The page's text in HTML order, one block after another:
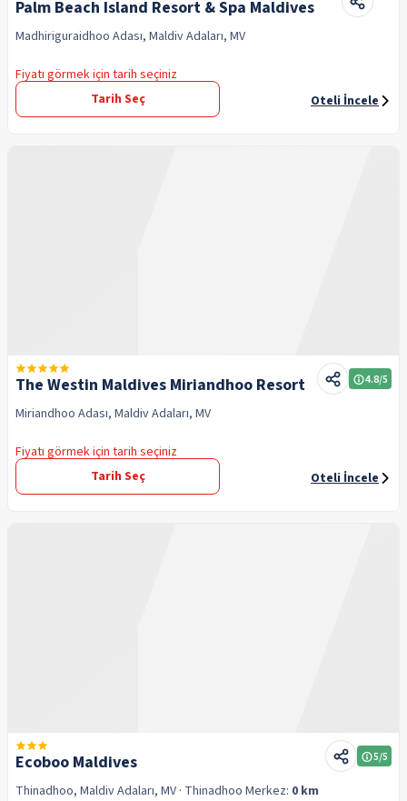
Palm Beach Island Resort & Spa Maldives
Madhiriguraidhoo Adası, Maldiv Adaları, MV
Fiyatı görmek için tarih seçiniz
Tarih Seç
Oteli İncele
The Westin Maldives Miriandhoo Resort 4.8/5
Miriandhoo Adası, Maldiv Adaları, MV
Fiyatı görmek için tarih seçiniz
Tarih Seç
Oteli İncele
Ecoboo Maldives 5/5
Thinadhoo, Maldiv Adaları, MV · Thinadhoo Merkez: 0 km